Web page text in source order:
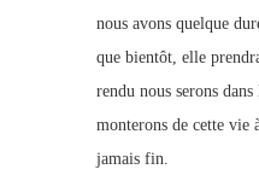
nous avons quelque
que bientôt, elle
rendu nous serons
monterons de cette vie
jamais fin.